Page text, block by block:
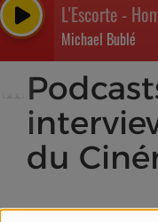
L'Escorte -
Michael Bublé
du